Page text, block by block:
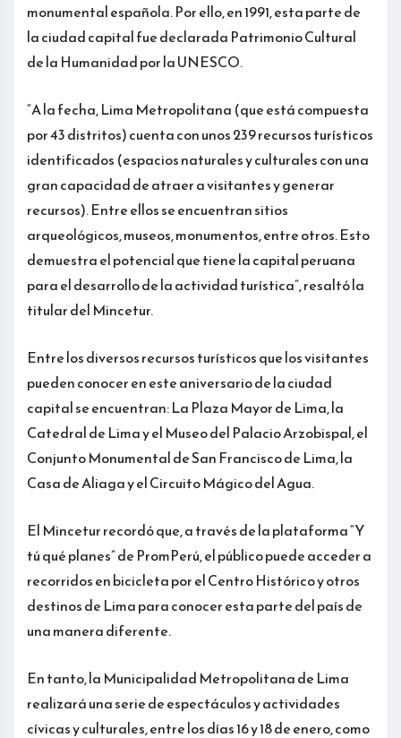
monumental española. Por ello, en 1991, esta parte de
la ciudad capital fue declarada Patrimonio Cultural
de la Humanidad por la UNESCO.
“A la fecha, Lima Metropolitana (que está compuesta
por 43 distritos) cuenta con unos 239 recursos turísticos
identificados (espacios naturales y culturales con una
gran capacidad de atraer a visitantes y generar
recursos). Entre ellos se encuentran sitios
arqueológicos, museos, monumentos, entre otros. Esto
demuestra el potencial que tiene la capital peruana
para el desarrollo de la actividad turística”, resaltó la
titular del Mincetur.
Entre los diversos recursos turísticos que los visitantes
pueden conocer en este aniversario de la ciudad
capital se encuentran: La Plaza Mayor de Lima, la
Catedral de Lima y el Museo del Palacio Arzobispal, el
Conjunto Monumental de San Francisco de Lima, la
Casa de Aliaga y el Circuito Mágico del Agua.
El Mincetur recordó que, a través de la plataforma “Y
tú qué planes” de PromPerú, el público puede acceder a
recorridos en bicicleta por el Centro Histórico y otros
destinos de Lima para conocer esta parte del país de
una manera diferente.
En tanto, la Municipalidad Metropolitana de Lima
realizará una serie de espectáculos y actividades
cívicas y culturales, entre los días 16 y 18 de enero, como